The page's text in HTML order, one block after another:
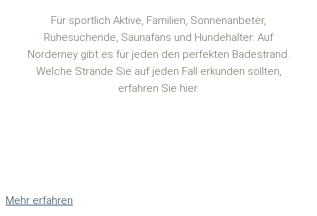
Für sportlich Aktive, Familien, Sonnenanbeter,
Ruhesuchende, Saunafans und Hundehalter: Auf
Norderney gibt es für jeden den perfekten Badestrand.
Welche Strände Sie auf jeden Fall erkunden sollten,
erfahren Sie hier.
Mehr erfahren